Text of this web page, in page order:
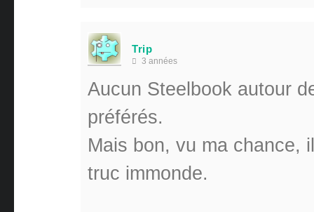
Trip
3 années
Aucun Steelbook autour
préférés.
Mais bon, vu ma chance,
truc immonde.